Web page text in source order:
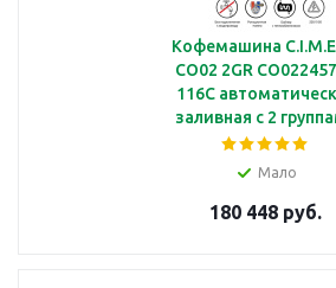
Кофемашина
CO02 2GR
116C
заливная с 2
Мало
180 448 руб.